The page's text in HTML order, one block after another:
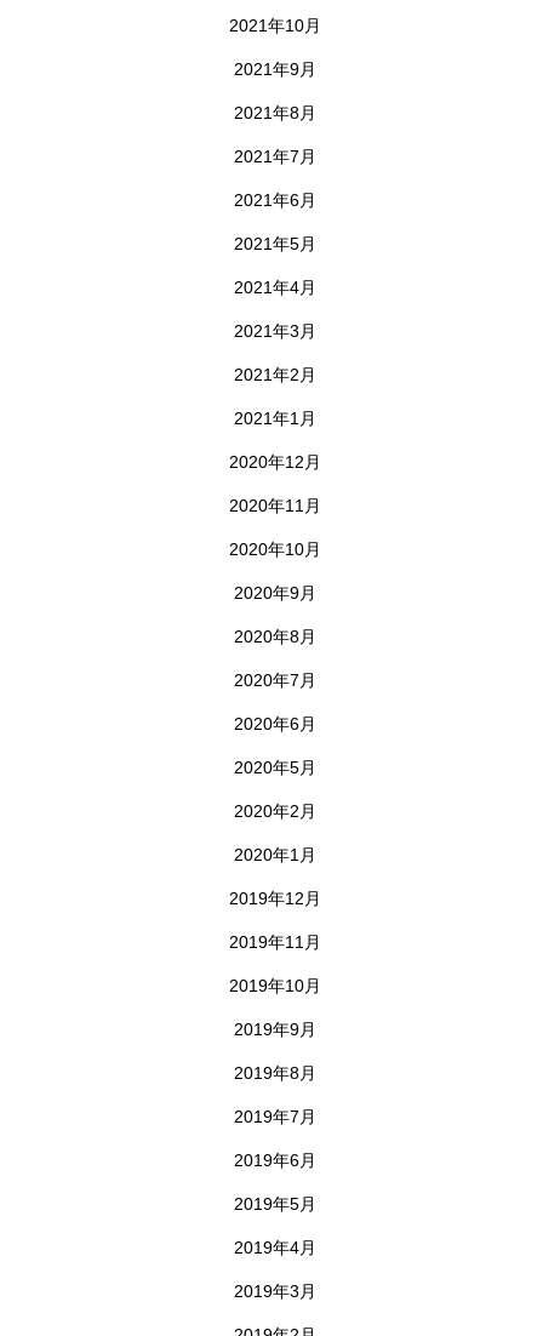
2021年10月
2021年9月
2021年8月
2021年7月
2021年6月
2021年5月
2021年4月
2021年3月
2021年2月
2021年1月
2020年12月
2020年11月
2020年10月
2020年9月
2020年8月
2020年7月
2020年6月
2020年5月
2020年2月
2020年1月
2019年12月
2019年11月
2019年10月
2019年9月
2019年8月
2019年7月
2019年6月
2019年5月
2019年4月
2019年3月